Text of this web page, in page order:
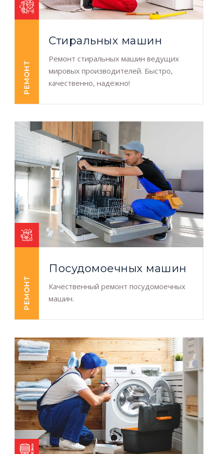
РЕМОНТ
Cтиральных машин
Ремонт стиральных машин ведущих
мировых производителей. Быстро,
качественно, надежно!
РЕМОНТ
Посудомоечных машин
Качественный ремонт посудомоечных
машин.